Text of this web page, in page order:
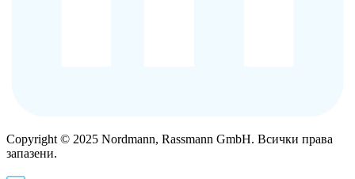
Copyright © 2025 Nordmann, Rassmann GmbH. Всички права
запазени.